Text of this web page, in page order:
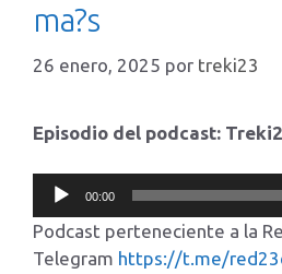
ma?s
26 enero, 2025 por treki23
Episodio del podcast:
Reproductor
de
audio
00:00
Podcast perteneciente a la
Telegram https://t.me/